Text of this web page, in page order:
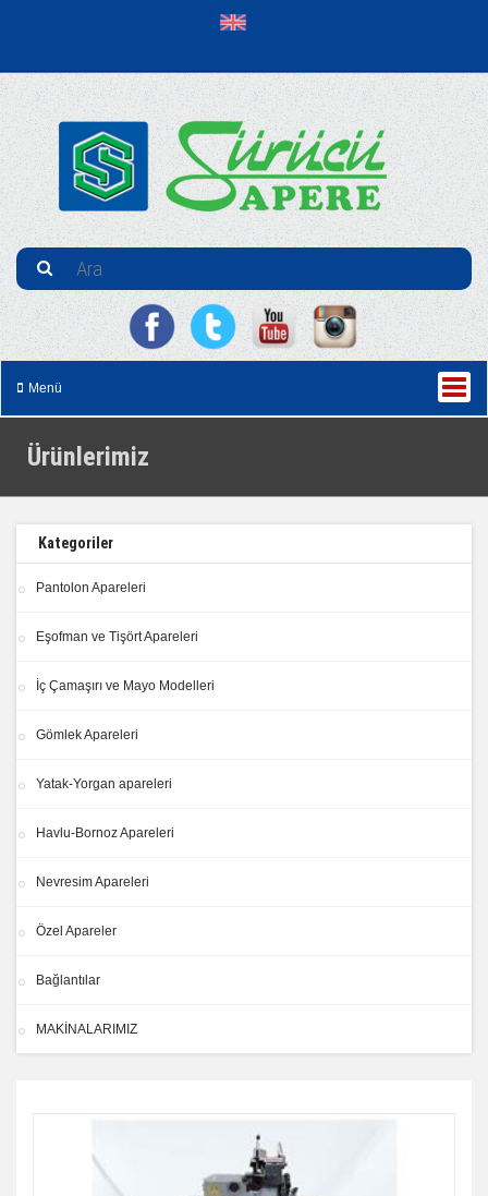
Menü
Ürünlerimiz
Kategoriler
Pantolon Apareleri
Eşofman ve Tişört Apareleri
İç Çamaşırı ve Mayo Modelleri
Gömlek Apareleri
Yatak-Yorgan apareleri
Havlu-Bornoz Apareleri
Nevresim Apareleri
Özel Apareler
Bağlantılar
MAKİNALARIMIZ